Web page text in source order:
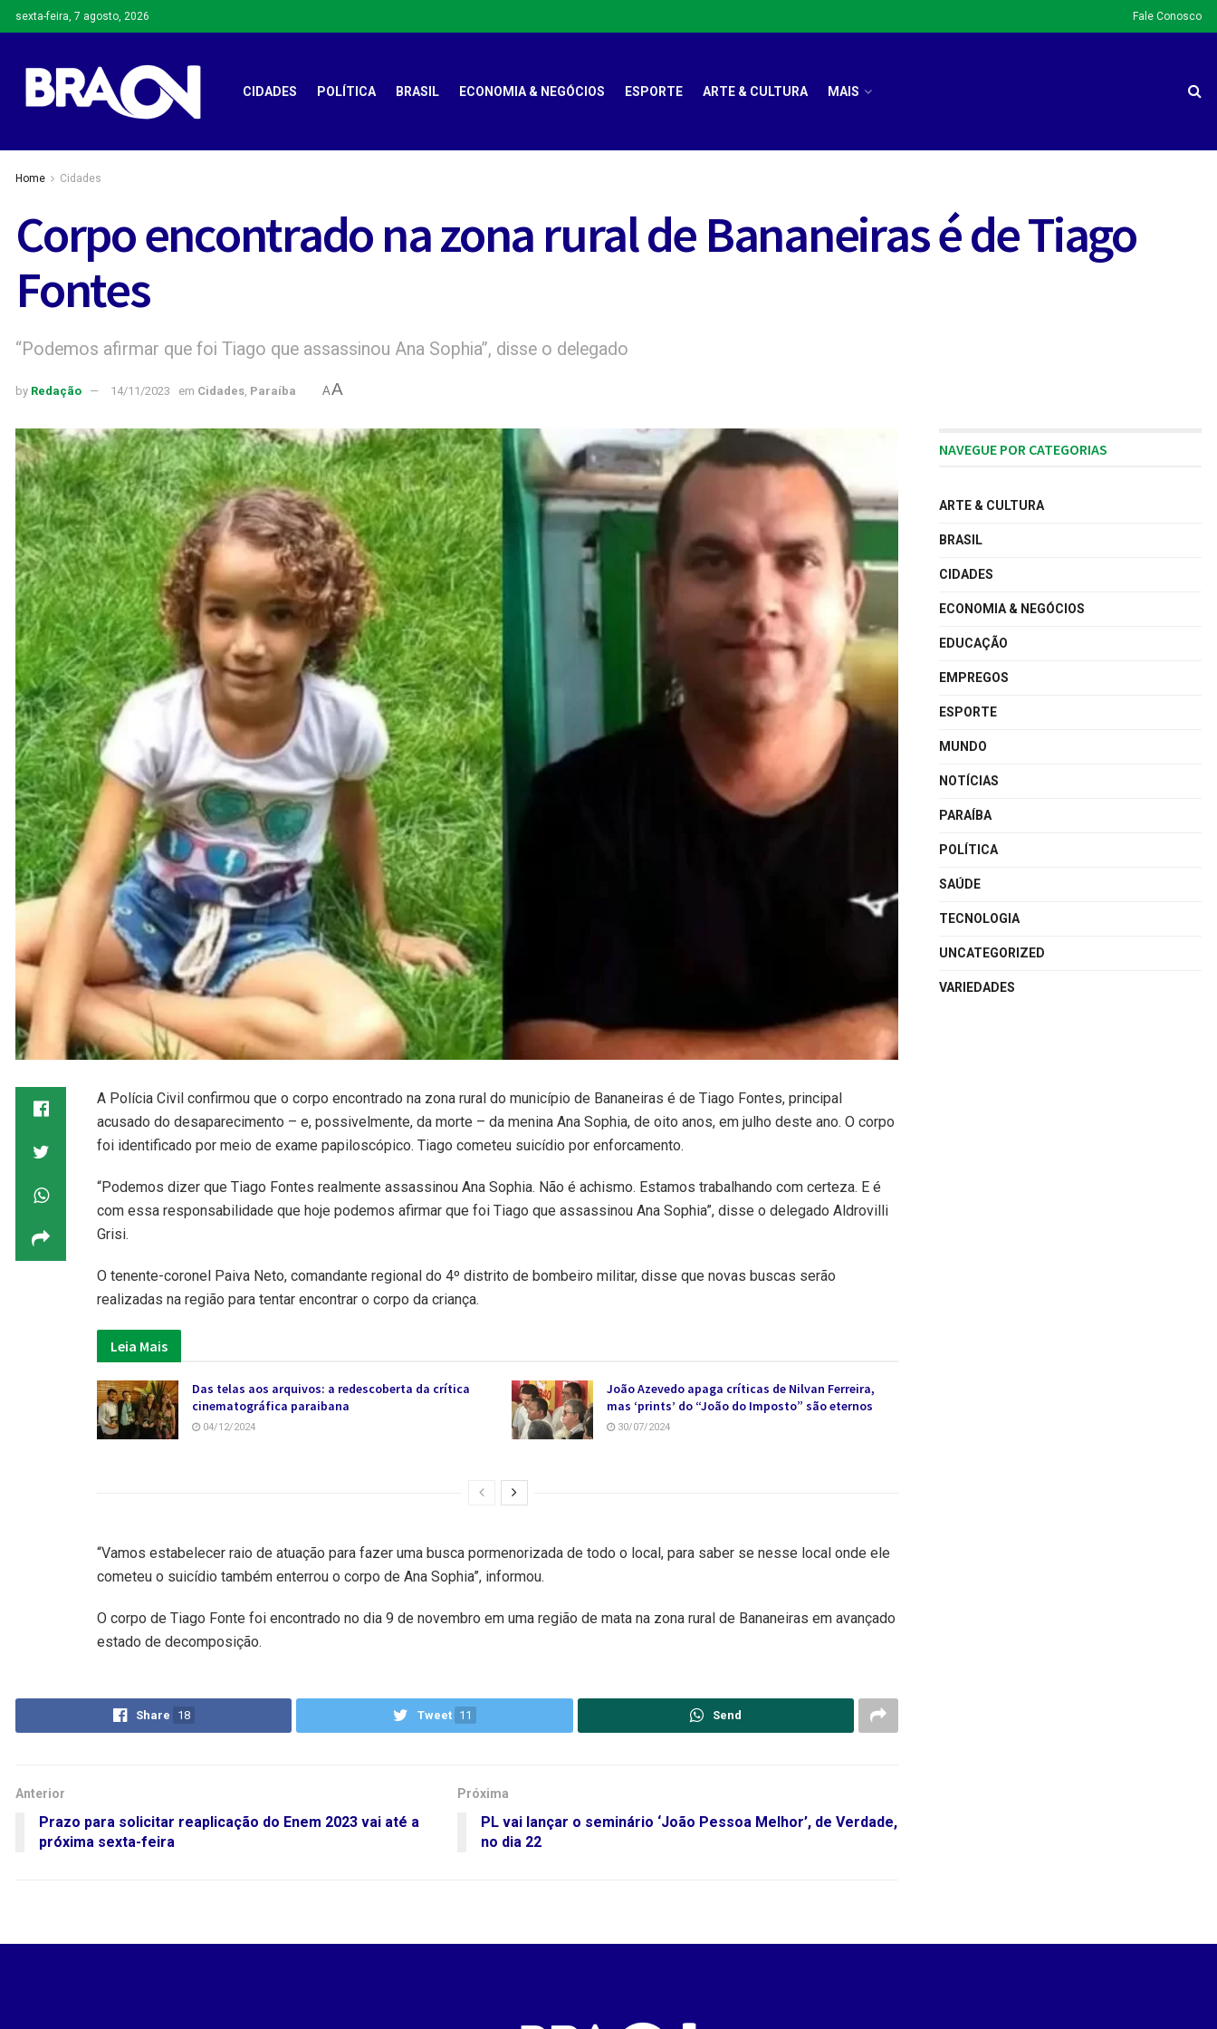
sexta-feira, 7 agosto, 2026 Fale Conosco
CIDADES POLÍTICA BRASIL ECONOMIA & NEGÓCIOS ESPORTE ARTE & CULTURA MAIS
Home Cidades
Corpo encontrado na zona rural de Bananeiras é de Tiago
Fontes
“Podemos afirmar que foi Tiago que assassinou Ana Sophia”, disse o delegado
by Redação 14/11/2023 em Cidades, Paraíba AA
A Polícia Civil confirmou que o corpo encontrado na zona rural do município de Bananeiras é de Tiago Fontes, principal
acusado do desaparecimento – e, possivelmente, da morte – da menina Ana Sophia, de oito anos, em julho deste ano. O corpo
foi identificado por meio de exame papiloscópico. Tiago cometeu suicídio por enforcamento.
“Podemos dizer que Tiago Fontes realmente assassinou Ana Sophia. Não é achismo. Estamos trabalhando com certeza. E é
com essa responsabilidade que hoje podemos afirmar que foi Tiago que assassinou Ana Sophia”, disse o delegado Aldrovilli
Grisi.
O tenente-coronel Paiva Neto, comandante regional do 4º distrito de bombeiro militar, disse que novas buscas serão
realizadas na região para tentar encontrar o corpo da criança.
Leia Mais
Das telas aos arquivos: a redescoberta da crítica
cinematográfica paraibana
04/12/2024
João Azevedo apaga críticas de Nilvan Ferreira,
mas ‘prints’ do “João do Imposto” são eternos
30/07/2024
“Vamos estabelecer raio de atuação para fazer uma busca pormenorizada de todo o local, para saber se nesse local onde ele
cometeu o suicídio também enterrou o corpo de Ana Sophia”, informou.
O corpo de Tiago Fonte foi encontrado no dia 9 de novembro em uma região de mata na zona rural de Bananeiras em avançado
estado de decomposição.
Share 18 Tweet 11 Send
Anterior
Prazo para solicitar reaplicação do Enem 2023 vai até a
próxima sexta-feira
Próxima
PL vai lançar o seminário ‘João Pessoa Melhor’, de Verdade,
no dia 22
NAVEGUE POR CATEGORIAS
ARTE & CULTURA
BRASIL
CIDADES
ECONOMIA & NEGÓCIOS
EDUCAÇÃO
EMPREGOS
ESPORTE
MUNDO
NOTÍCIAS
PARAÍBA
POLÍTICA
SAÚDE
TECNOLOGIA
UNCATEGORIZED
VARIEDADES